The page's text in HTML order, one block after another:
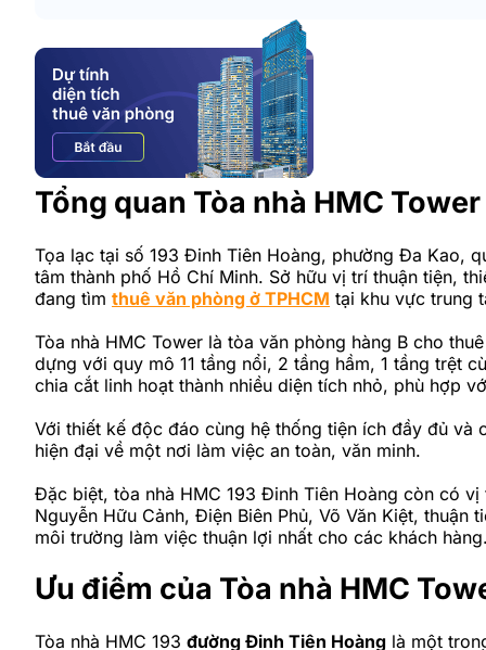
Tổng quan Tòa nhà HMC Tower
Tọa lạc tại số 193 Đinh Tiên Hoàng, phường Đa Kao,
tâm thành phố Hồ Chí Minh. Sở hữu vị trí thuận tiện,
đang tìm thuê văn phòng ở TPHCM tại khu vực trung
Tòa nhà HMC Tower là tòa văn phòng hàng B cho
dựng với quy mô 11 tầng nổi, 2 tầng hầm, 1 tầng trệt
chia cắt linh hoạt thành nhiều diện tích nhỏ, phù hợp
Với thiết kế độc đáo cùng hệ thống tiện ích đầy đủ và
hiện đại về một nơi làm việc an toàn, văn minh.
Đặc biệt, tòa nhà HMC 193 Đinh Tiên Hoàng còn có
Nguyễn Hữu Cảnh, Điện Biên Phủ, Võ Văn Kiệt,
môi trường làm việc thuận lợi nhất cho các khách
Ưu điểm của Tòa nhà HMC
Tòa nhà HMC 193 đường Đinh Tiên Hoàng là một